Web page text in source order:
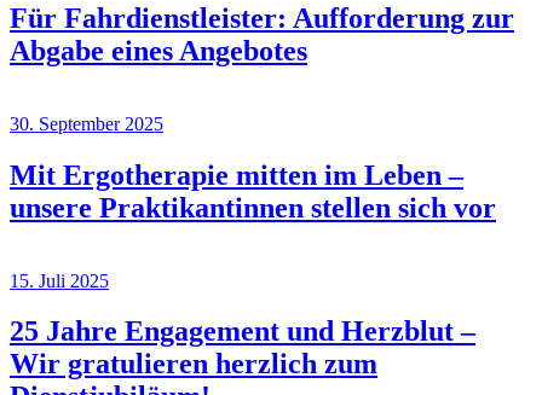
Für Fahrdienstleister: Aufforderung zur
Abgabe eines Angebotes
30. September 2025
Mit Ergotherapie mitten im Leben –
unsere Praktikantinnen stellen sich vor
15. Juli 2025
25 Jahre Engagement und Herzblut –
Wir gratulieren herzlich zum